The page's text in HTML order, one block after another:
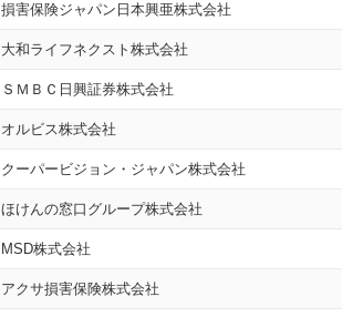
損害保険ジャパン日本興亜株式会社
大和ライフネクスト株式会社
ＳＭＢＣ日興証券株式会社
オルビス株式会社
クーパービジョン・ジャパン株式会社
ほけんの窓口グループ株式会社
MSD株式会社
アクサ損害保険株式会社